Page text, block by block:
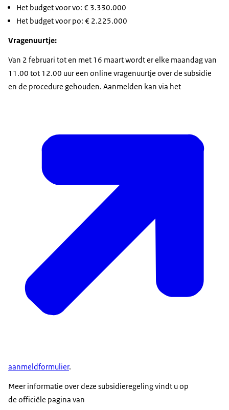
Het budget voor vo: € 3.330.000
Het budget voor po: € 2.225.000
Vragenuurtje:
Van 2 februari tot en met 16 maart wordt er elke maandag van
11.00 tot 12.00 uur een online vragenuurtje over de subsidie
en de procedure gehouden. Aanmelden kan via het
aanmeldformulier.
Meer informatie over deze subsidieregeling vindt u op
de officiële pagina van